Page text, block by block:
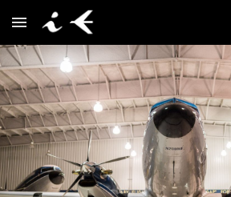
Skip to main content